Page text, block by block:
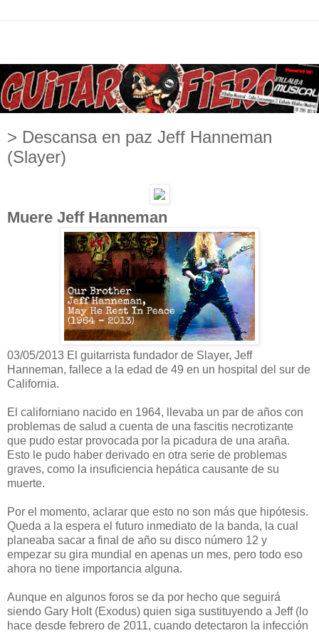
> Descansa en paz Jeff Hanneman
(Slayer)
Muere Jeff Hanneman
03/05/2013 El guitarrista fundador de Slayer, Jeff
Hanneman, fallece a la edad de 49 en un hospital del sur de
California.
El californiano nacido en 1964, llevaba un par de años con
problemas de salud a cuenta de una fascitis necrotizante
que pudo estar provocada por la picadura de una araña.
Esto le pudo haber derivado en otra serie de problemas
graves, como la insuficiencia hepática causante de su
muerte.
Por el momento, aclarar que esto no son más que hipótesis.
Queda a la espera el futuro inmediato de la banda, la cual
planeaba sacar a final de año su disco número 12 y
empezar su gira mundial en apenas un mes, pero todo eso
ahora no tiene importancia alguna.
Aunque en algunos foros se da por hecho que seguirá
siendo Gary Holt (Exodus) quien siga sustituyendo a Jeff (lo
hace desde febrero de 2011, cuando detectaron la infección